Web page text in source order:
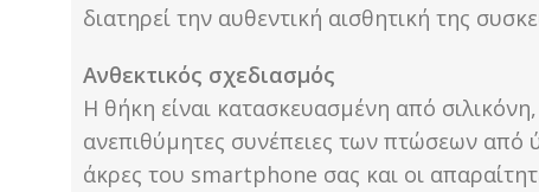
διατηρεί την αυθεντική αισθητική της
Ανθεκτικός σχεδιασμός
Η θήκη είναι κατασκευασμένη από
ανεπιθύμητες συνέπειες των πτώσεων από
άκρες του smartphone σας και οι